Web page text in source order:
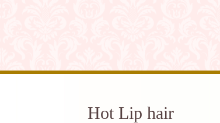
Hot Lip hair